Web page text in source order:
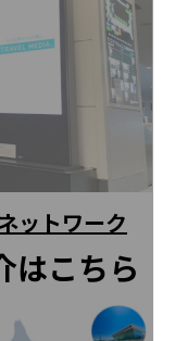
ットワーク
はこちら